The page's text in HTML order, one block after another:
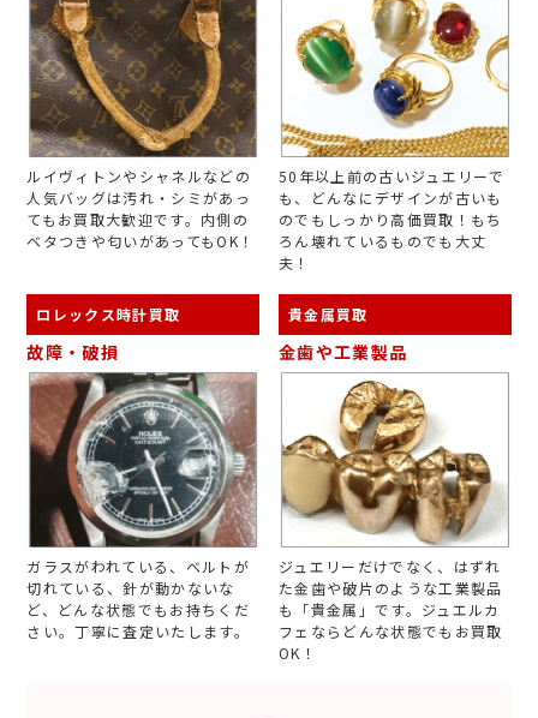
ルイヴィトンやシャネルなどの
人気バッグは汚れ・シミがあっ
てもお買取大歓迎です。内側の
ベタつきや匂いがあってもOK！
50年以上前の古いジュエリーで
も、どんなにデザインが古いも
のでもしっかり高価買取！もち
ろん壊れているものでも大丈
夫！
ロレックス時計買取
故障・破損
ガラスがわれている、ベルトが
切れている、針が動かないな
ど、どんな状態でもお持ちくだ
さい。丁寧に査定いたします。
貴金属買取
金歯や工業製品
ジュエリーだけでなく、はずれ
た金歯や破片のような工業製品
も「貴金属」です。ジュエルカ
フェならどんな状態でもお買取
OK！